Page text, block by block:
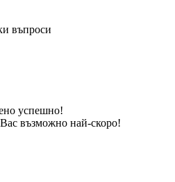
въпроси
успешно!
възможно най-скоро!